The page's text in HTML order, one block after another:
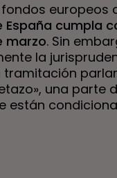
europeos
cumpla
marzo. Sin
la
tramitación
una parte
están